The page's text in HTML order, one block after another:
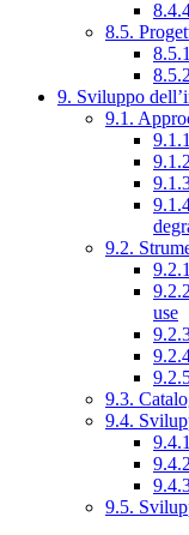
8.5.
9. Sviluppo
9.1.
9.2.
use
9.3.
9.4.
9.5.